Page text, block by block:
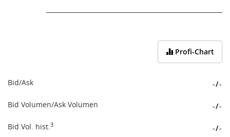
Profi-Chart
Bid/Ask -/-
Bid Volumen/Ask Volumen -/-
Bid Vol. hist.3 -/-